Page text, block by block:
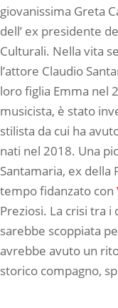
giovanissima Greta
dell’ ex presidente
Culturali. Nella vita
l’attore Claudio
loro figlia Emma nel
musicista, è stato
stilista da cui ha
nati nel 2018. Una
Santamaria, ex della
tempo fidanzato con
Preziosi. La crisi tra i
sarebbe scoppiata
avrebbe avuto un
storico compagno,